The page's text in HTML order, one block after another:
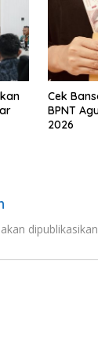
Cek
BPNT
2026